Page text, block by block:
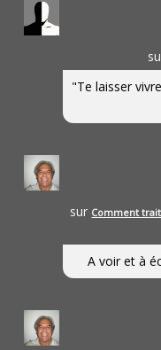
"Te laisser
sur Comment
A voir et à